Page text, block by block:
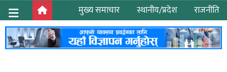
मुख्य समाचार
स्थानीय/प्रदेश राजनीति